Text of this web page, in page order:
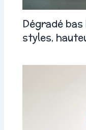
Dégradé
styles,